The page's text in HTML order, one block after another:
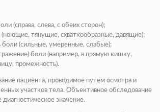
(справа, слева, с обеих сторон);
(ноющие, тянущие, схваткообразные, давящие);
боли (сильные, умеренные, слабые);
) боли (например, в прямую кишку,
промежность).
пациента, проводимое путем осмотра и
участков тела. Объективное обследование
значение.